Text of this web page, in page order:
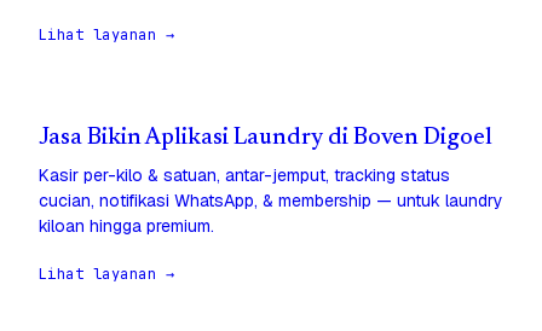
Lihat layanan →
Jasa Bikin Aplikasi Laundry di Boven Digoel
Kasir per-kilo & satuan, antar-jemput, tracking status
cucian, notifikasi WhatsApp, & membership — untuk laundry
kiloan hingga premium.
Lihat layanan →